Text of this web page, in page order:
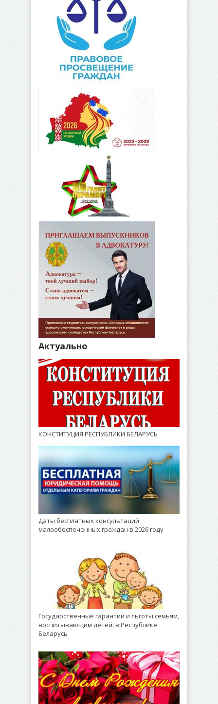
Актуально
КОНСТИТУЦИЯ РЕСПУБЛИКИ БЕЛАРУСЬ
Даты бесплатных консультаций
малообеспеченных граждан в 2026 году
Государственные гарантии и льготы семьям,
воспитывающим детей, в Республике
Беларусь